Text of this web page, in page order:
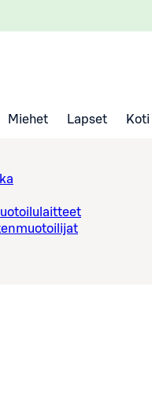
Miehet Lapset Koti